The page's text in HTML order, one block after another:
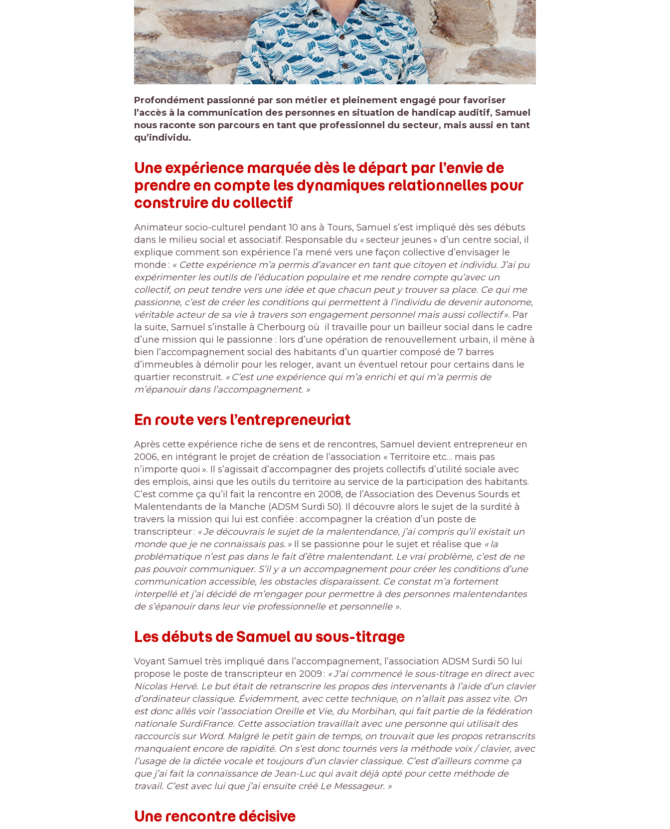
Profondément passionné par son métier et pleinement engagé pour favoriser
l’accès à la communication des personnes en situation de handicap auditif, Samuel
nous raconte son parcours en tant que professionnel du secteur, mais aussi en tant
qu’individu.
Une expérience marquée dès le départ par l’envie de
prendre en compte les dynamiques relationnelles pour
construire du collectif
Animateur socio-culturel pendant 10 ans à Tours, Samuel s’est impliqué dès ses débuts
dans le milieu social et associatif. Responsable du « secteur jeunes » d’un centre social, il
explique comment son expérience l’a mené vers une façon collective d’envisager le
monde : « Cette expérience m’a permis d’avancer en tant que citoyen et individu. J’ai pu
expérimenter les outils de l’éducation populaire et me rendre compte qu’avec un
collectif, on peut tendre vers une idée et que chacun peut y trouver sa place. Ce qui me
passionne, c’est de créer les conditions qui permettent à l’individu de devenir autonome,
véritable acteur de sa vie à travers son engagement personnel mais aussi collectif ». Par
la suite, Samuel s’installe à Cherbourg où il travaille pour un bailleur social dans le cadre
d’une mission qui le passionne : lors d’une opération de renouvellement urbain, il mène à
bien l’accompagnement social des habitants d’un quartier composé de 7 barres
d’immeubles à démolir pour les reloger, avant un éventuel retour pour certains dans le
quartier reconstruit. « C’est une expérience qui m’a enrichi et qui m’a permis de
m’épanouir dans l’accompagnement. »
En route vers l’entrepreneuriat
Après cette expérience riche de sens et de rencontres, Samuel devient entrepreneur en
2006, en intégrant le projet de création de l’association « Territoire etc… mais pas
n’importe quoi ». Il s’agissait d’accompagner des projets collectifs d’utilité sociale avec
des emplois, ainsi que les outils du territoire au service de la participation des habitants.
C’est comme ça qu’il fait la rencontre en 2008, de l’Association des Devenus Sourds et
Malentendants de la Manche (ADSM Surdi 50). Il découvre alors le sujet de la surdité à
travers la mission qui lui est confiée : accompagner la création d’un poste de
transcripteur : « Je découvrais le sujet de la malentendance, j’ai compris qu’il existait un
monde que je ne connaissais pas. » Il se passionne pour le sujet et réalise que « la
problématique n’est pas dans le fait d’être malentendant. Le vrai problème, c’est de ne
pas pouvoir communiquer. S’il y a un accompagnement pour créer les conditions d’une
communication accessible, les obstacles disparaissent. Ce constat m’a fortement
interpellé et j’ai décidé de m’engager pour permettre à des personnes malentendantes
de s’épanouir dans leur vie professionnelle et personnelle ».
Les débuts de Samuel au sous-titrage
Voyant Samuel très impliqué dans l’accompagnement, l’association ADSM Surdi 50 lui
propose le poste de transcripteur en 2009 : « J’ai commencé le sous-titrage en direct avec
Nicolas Hervé. Le but était de retranscrire les propos des intervenants à l’aide d’un clavier
d’ordinateur classique. Évidemment, avec cette technique, on n’allait pas assez vite. On
est donc allés voir l’association Oreille et Vie, du Morbihan, qui fait partie de la fédération
nationale SurdiFrance. Cette association travaillait avec une personne qui utilisait des
raccourcis sur Word. Malgré le petit gain de temps, on trouvait que les propos retranscrits
manquaient encore de rapidité. On s’est donc tournés vers la méthode voix / clavier, avec
l’usage de la dictée vocale et toujours d’un clavier classique. C’est d’ailleurs comme ça
que j’ai fait la connaissance de Jean-Luc qui avait déjà opté pour cette méthode de
travail. C’est avec lui que j’ai ensuite créé Le Messageur. »
Une rencontre décisive